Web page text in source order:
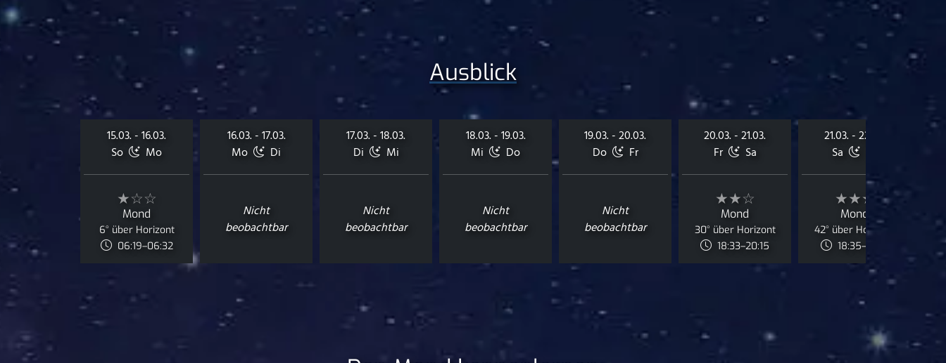
Ausblick
15.03. - 16.03.
So
Mo
★☆☆
Mond
6° über Horizont
06:19–06:32
16.03. - 17.03.
Mo
Di
Nicht
beobachtbar
17.03. - 18.03.
Di
Mi
Nicht
beobachtbar
18.03. - 19.03.
Mi
Do
Nicht
beobachtbar
19.03. - 20.03.
Do
Fr
Nicht
beobachtbar
20.03. - 21.03.
Fr
Sa
★★☆
Mond
30° über Horizont
18:33–20:15
21.03. - 22.03.
Sa
★★★
Mond
42° über Horizont
18:35–21:42